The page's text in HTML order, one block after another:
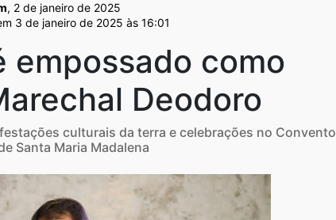
, 2 de janeiro de 2025
3 de janeiro de 2025 às 16:01
empossado como
Deodoro
culturais da terra e celebrações no Convento
Santa Maria Madalena